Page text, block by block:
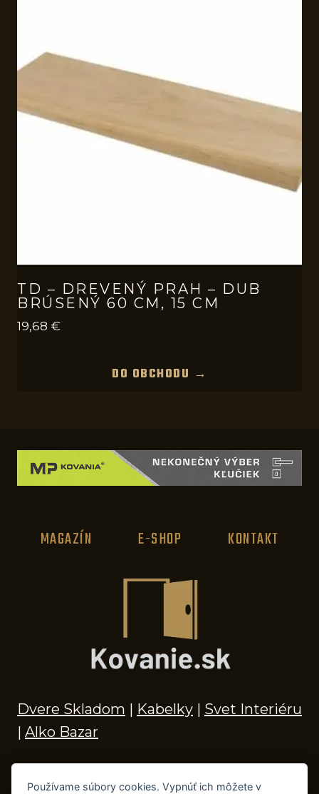
TD – DREVENÝ PRAH – DUB
BRÚSENÝ 60 CM, 15 CM
19,68 €
DO OBCHODU →
MAGAZÍN E-SHOP KONTAKT
Dvere Skladom | Kabelky | Svet Interiéru
| Alko Bazar
Používame súbory cookies. Vypnúť ich môžete v